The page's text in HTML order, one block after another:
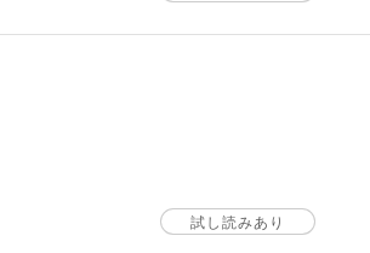
試し読みあり